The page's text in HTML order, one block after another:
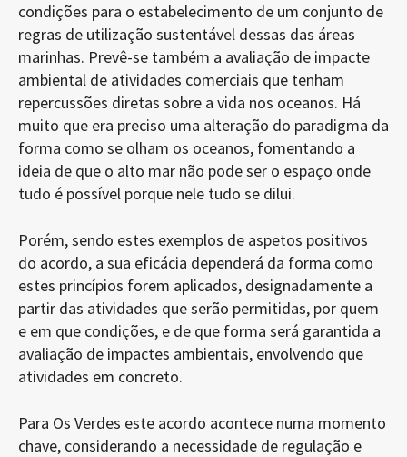
condições para o estabelecimento de um conjunto de
regras de utilização sustentável dessas das áreas
marinhas. Prevê-se também a avaliação de impacte
ambiental de atividades comerciais que tenham
repercussões diretas sobre a vida nos oceanos. Há
muito que era preciso uma alteração do paradigma da
forma como se olham os oceanos, fomentando a
ideia de que o alto mar não pode ser o espaço onde
tudo é possível porque nele tudo se dilui.
Porém, sendo estes exemplos de aspetos positivos
do acordo, a sua eficácia dependerá da forma como
estes princípios forem aplicados, designadamente a
partir das atividades que serão permitidas, por quem
e em que condições, e de que forma será garantida a
avaliação de impactes ambientais, envolvendo que
atividades em concreto.
Para Os Verdes este acordo acontece numa momento
chave, considerando a necessidade de regulação e